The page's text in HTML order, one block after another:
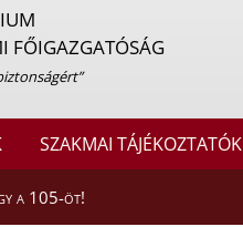
FŐIGAZGATÓSÁG
SZAKMAI TÁJÉKOZTATÓK
a 105-öt!